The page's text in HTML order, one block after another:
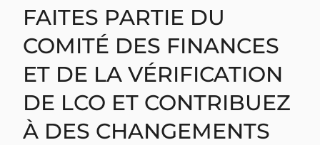
FAITES PARTIE DU
COMITÉ DES FINANCES
ET DE LA VÉRIFICATION
DE LCO ET CONTRIBUEZ
À DES CHANGEMENTS